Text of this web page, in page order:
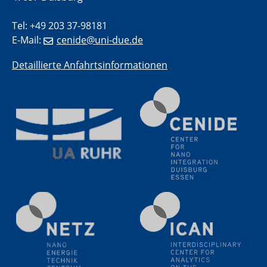
Natural Water to H2
methodology and its application for studying solid-
liquid interfaces
It's all about transitions - dealing sustainably and
reliably with critical metal oxides in simulations and
technologies
09.09.2025
It's all about transitions - dealing sustainably and
reliably with critical metal oxides in simulations and
technologies
09.09.2025
Colloquium IMPR SusMet
It's all about transitions - dealing sustainably and
Tel: +49 203 37-98181
E-Mail:
cenide@uni-due.de
Detaillierte Anfahrtsinformationen